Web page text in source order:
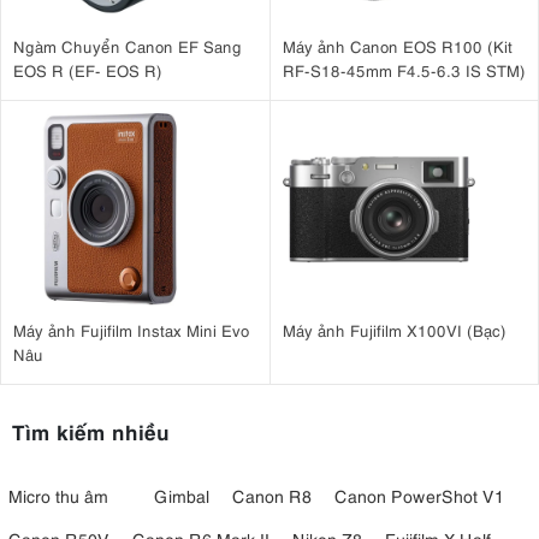
trang bị trên vòng lấy nét, lấy nét bằng tay tuyến tính cho
nhiếp ảnh gia kiểm soát ngay lập tức khả năng lấy nét thủ
công nhanh chóng.
3.4. Hiệu suất ánh sáng yếu vượt trội, cận cảnh ấn tượng
Ống kính Sony FE 24mm F1.4 GM hoạt động vượt trội trong nhiều
Ngàm Chuyển Canon EF Sang
EOS R (EF- EOS R)
Máy ảnh Canon EOS R100 (Kit
RF-S18-45mm F4.5-6.3 IS STM)
Máy ảnh Fujifilm Instax Mini Evo
Nâu
Máy ảnh Fujifilm X100VI (Bạc)
Tìm kiếm nhiều
Micro thu âm Gimbal Canon R8
Canon PowerShot V1